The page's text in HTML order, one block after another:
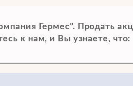
Гермес". Продать
к нам, и Вы узнаете, что: